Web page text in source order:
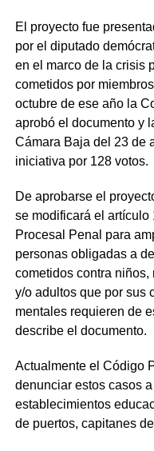
El proyecto fue
por el diputado
en el marco de la crisis
cometidos por
octubre de ese año la
aprobó el documento y
Cámara Baja del 23 de
iniciativa por 128 votos.
De aprobarse el
se modificará el artículo
Procesal Penal para
personas obligadas a
cometidos contra
y/o adultos que por sus
mentales requieren de
describe el documento.
Actualmente el Código
denunciar estos casos
establecimientos
de puertos, capitanes